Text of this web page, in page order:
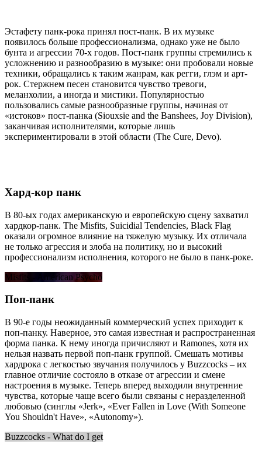
Эстафету панк-рока принял пост-панк. В их музыке
появилось больше профессионализма, однако уже не было
бунта и агрессии 70-х годов. Пост-панк группы стремились к
усложнению и разнообразию в музыке: они пробовали новые
техники, обращались к таким жанрам, как регги, глэм и арт-
рок. Стержнем песен становится чувство тревоги,
меланхолии, а иногда и мистики. Популярностью
пользовались самые разнообразные группы, начиная от
«истоков» пост-панка (Siouxsie and the Banshees, Joy Division),
заканчивая исполнителями, которые лишь
экспериментировали в этой области (The Cure, Devo).
Хард-кор панк
В 80-ых годах американскую и европейскую сцену захватил
хардкор-панк. The Misfits, Suicidial Tendencies, Black Flag
оказали огромное влияние на тяжелую музыку. Их отличала
не только агрессия и злоба на политику, но и высокий
профессионализм исполнения, которого не было в панк-роке.
Misfits - American Psycho
Поп-панк
В 90-е годы неожиданный коммерческий успех приходит к
поп-панку. Наверное, это самая известная и распространенная
форма панка. К нему иногда причисляют и Ramones, хотя их
нельзя назвать первой поп-панк группой. Смешать мотивы
хардрока с легкостью звучания получилось у Buzzcocks – их
главное отличие состояло в отказе от агрессии и смене
настроения в музыке. Теперь вперед выходили внутренние
чувства, которые чаще всего были связаны с неразделенной
любовью (синглы «Jerk», «Ever Fallen in Love (With Someone
You Shouldn't Have», «Autonomy»).
Buzzcocks - What do I get